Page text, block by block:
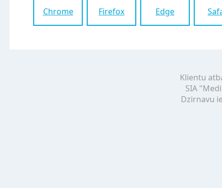
Chrome Firefox Edge
Klientu
SIA
Dzirnavu